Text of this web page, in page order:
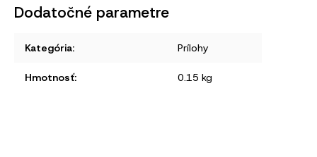
Dodatočné parametre
Kategória: Prílohy
Hmotnosť: 0.15 kg